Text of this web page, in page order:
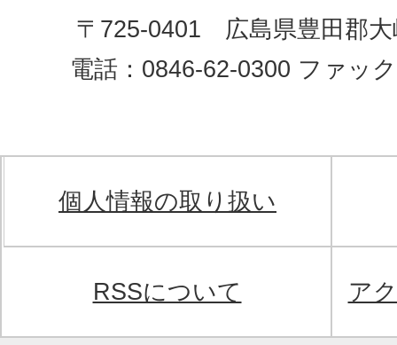
〒725-0401 広島県豊田郡大
電話：0846-62-0300 ファッ
個人情報の取り扱い
RSSについて ア